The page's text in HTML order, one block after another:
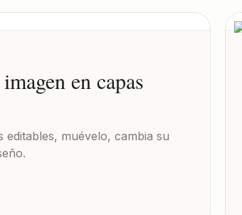
en capas
editables, muévelo, cambia su